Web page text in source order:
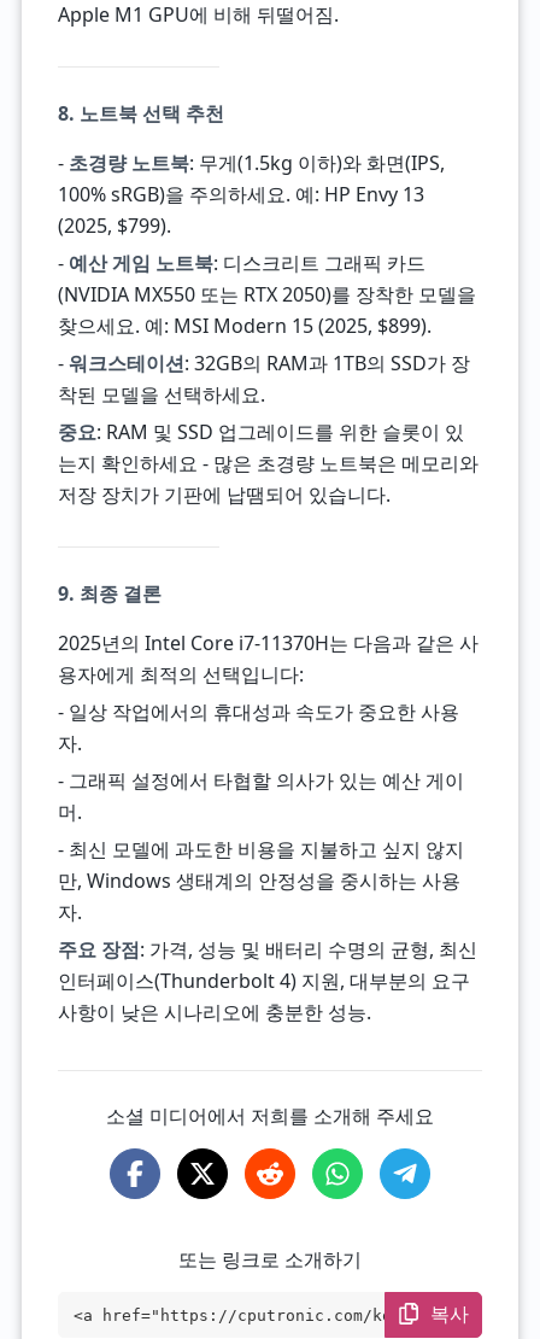
Apple M1 GPU에 비해 뒤떨어짐.
8. 노트북 선택 추천
- 초경량 노트북: 무게(1.5kg 이하)와 화면(IPS,
100% sRGB)을 주의하세요. 예: HP Envy 13
(2025, $799).
- 예산 게임 노트북: 디스크리트 그래픽 카드
(NVIDIA MX550 또는 RTX 2050)를 장착한 모델을
찾으세요. 예: MSI Modern 15 (2025, $899).
-워크스테이션: 32GB의 RAM과 1TB의 SSD가 장
착된 모델을 선택하세요.
중요: RAM 및 SSD 업그레이드를 위한 슬롯이 있
는지 확인하세요 - 많은 초경량 노트북은 메모리와
저장 장치가 기판에 납땜되어 있습니다.
9. 최종 결론
2025년의 Intel Core i7-11370H는 다음과 같은 사
용자에게 최적의 선택입니다:
- 일상 작업에서의 휴대성과 속도가 중요한 사용
자.
- 그래픽 설정에서 타협할 의사가 있는 예산 게이
머.
- 최신 모델에 과도한 비용을 지불하고 싶지 않지
만, Windows 생태계의 안정성을 중시하는 사용
자.
주요 장점: 가격, 성능 및 배터리 수명의 균형, 최신
인터페이스(Thunderbolt 4) 지원, 대부분의 요구
사항이 낮은 시나리오에 충분한 성능.
소셜 미디어에서 저희를 소개해 주세요
또는 링크로 소개하기
<a href="https://cputronic.com/ko/cpu/in
복사